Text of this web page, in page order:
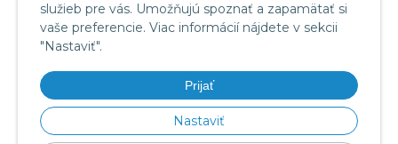
služieb pre vás. Umožňujú spoznať a zapamätať si
vaše preferencie. Viac informácií nájdete v sekcii
"Nastaviť".
Prijať
Nastaviť
Sledujte nás
Videá na YouTube